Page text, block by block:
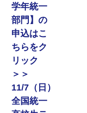
学年統一
部門】の
申込はこ
ちらをク
リック
＞＞
11/7（日）
全国統一